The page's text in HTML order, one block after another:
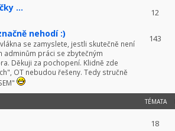
... 12
nehodí :)
se zamyslete, jestli skutečně není
adminům práci se zbytečným
Děkuji za pochopení. Klidně zde
OT nebudou řešeny. Tedy stručně
143
TÉMATA
18